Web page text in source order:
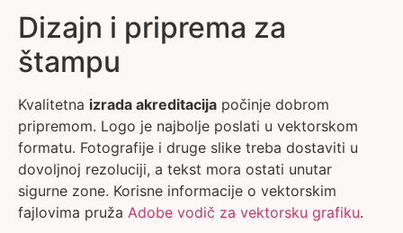
Dizajn i priprema za
štampu
Kvalitetna izrada akreditacija počinje dobrom
pripremom. Logo je najbolje poslati u vektorskom
formatu. Fotografije i druge slike treba dostaviti u
dovoljnoj rezoluciji, a tekst mora ostati unutar
sigurne zone. Korisne informacije o vektorskim
fajlovima pruža Adobe vodič za vektorsku grafiku.